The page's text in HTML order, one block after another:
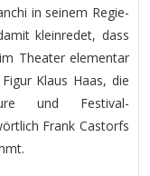
in seinem Regie-
kleinredet, dass
Theater elementar
Klaus Haas, die
und Festival-
Frank Castorfs